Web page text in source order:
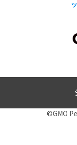
©GMO